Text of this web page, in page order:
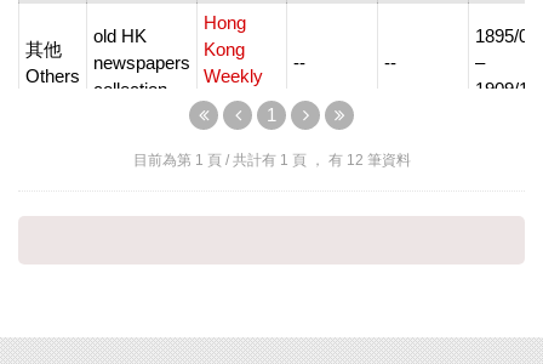
其他
Others
old HK
newspapers
collection
Hong
Kong
Weekly
Press
-- --
1895/
–
1909/
newspapers
collection
大公報 -- --
1991/
newspapers
天光報 -- --
–
其他
newspapers
香港工商
-- --
–
1
目前為第 1 頁 / 共計有 1 頁 ， 有 12 筆資料